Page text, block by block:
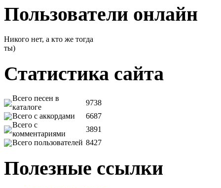
Пользователи онлайн
Никого нет, а кто же тогда
ты)
Статистика сайта
Всего песен в
каталоге
9738
Всего с аккордами
6687
Всего с
комментариями
3891
Всего пользователей 8427
Полезные ссылки